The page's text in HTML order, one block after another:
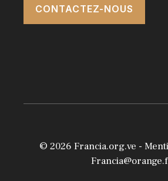
CONTACTEZ-NOUS
© 2026 Francia.org.ve -